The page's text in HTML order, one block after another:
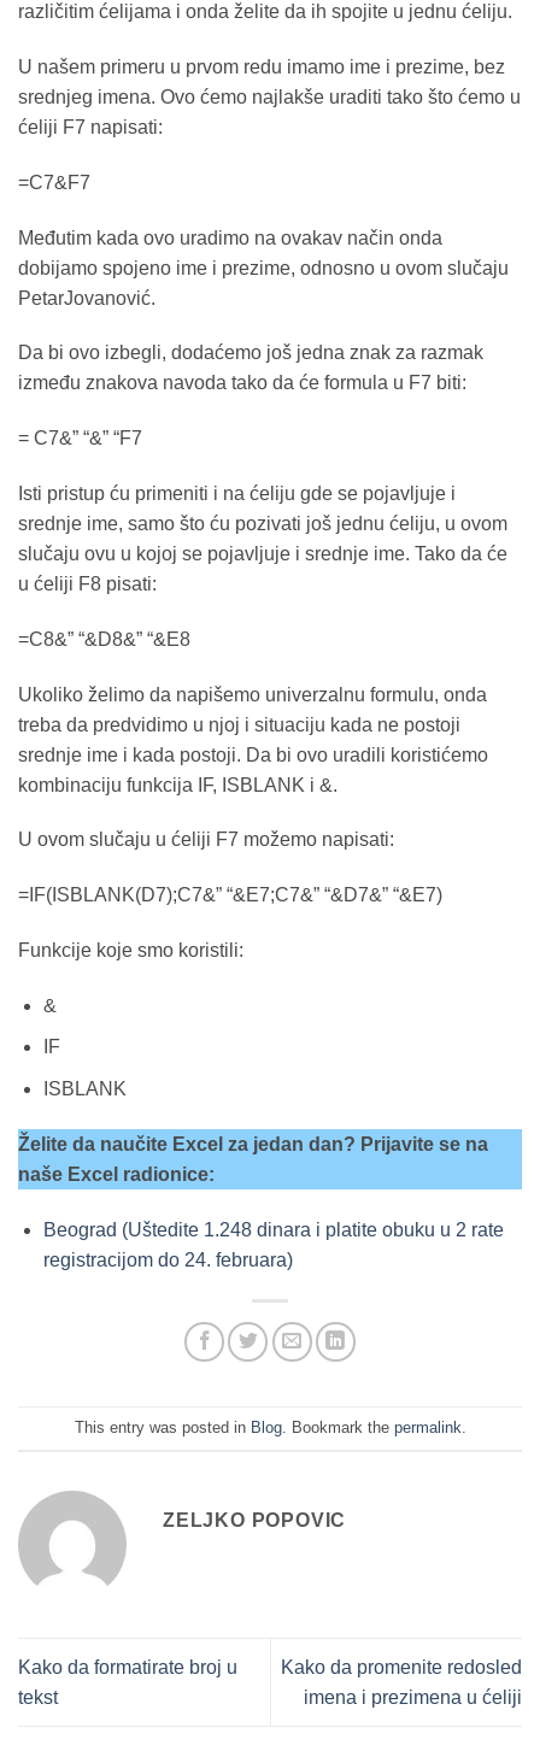
različitim ćelijama i onda želite da ih spojite u jednu ćeliju.
U našem primeru u prvom redu imamo ime i prezime, bez
srednjeg imena. Ovo ćemo najlakše uraditi tako što ćemo u
ćeliji F7 napisati:
=C7&F7
Međutim kada ovo uradimo na ovakav način onda
dobijamo spojeno ime i prezime, odnosno u ovom slučaju
PetarJovanović.
Da bi ovo izbegli, dodaćemo još jedna znak za razmak
između znakova navoda tako da će formula u F7 biti:
= C7&” “&” “F7
Isti pristup ću primeniti i na ćeliju gde se pojavljuje i
srednje ime, samo što ću pozivati još jednu ćeliju, u ovom
slučaju ovu u kojoj se pojavljuje i srednje ime. Tako da će
u ćeliji F8 pisati:
=C8&” “&D8&” “&E8
Ukoliko želimo da napišemo univerzalnu formulu, onda
treba da predvidimo u njoj i situaciju kada ne postoji
srednje ime i kada postoji. Da bi ovo uradili koristićemo
kombinaciju funkcija IF, ISBLANK i &.
U ovom slučaju u ćeliji F7 možemo napisati:
=IF(ISBLANK(D7);C7&” “&E7;C7&” “&D7&” “&E7)
Funkcije koje smo koristili:
&
IF
ISBLANK
Želite da naučite Excel za jedan dan? Prijavite se na
naše Excel radionice:
Beograd (Uštedite 1.248 dinara i platite obuku u 2 rate
registracijom do 24. februara)
This entry was posted in Blog. Bookmark the permalink
ZELJKO POPOVIC
Kako da formatirate broj u
tekst
Kako da promenite redosled
imena i prezimena u ćeliji